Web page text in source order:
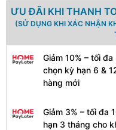
ƯU ĐÃI KHI THANH
(SỬ DỤNG KHI XÁC NHẬN
Giảm 10% – tối
chọn kỳ hạn 6 &
hàng mới
Giảm 3% – tối đa
hạn 3 tháng cho